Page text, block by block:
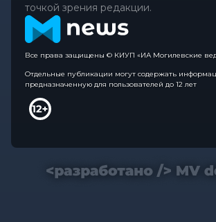
точкой зрения редакции.
Все права защищены © КИУП «ИА Могилевские
Отдельные публикации могут содержать
предназначенную для пользователей до 12 лет